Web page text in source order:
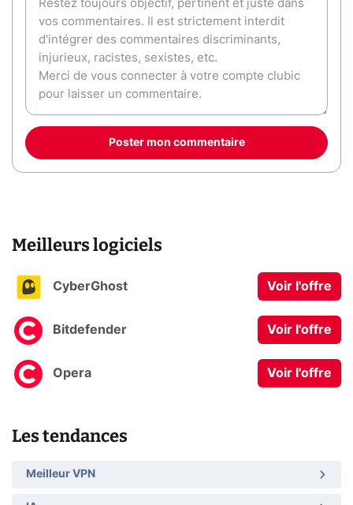
Poster mon commentaire
Meilleurs logiciels
CyberGhost Voir l'offre
Bitdefender Voir l'offre
Opera Voir l'offre
Les tendances
Meilleur VPN